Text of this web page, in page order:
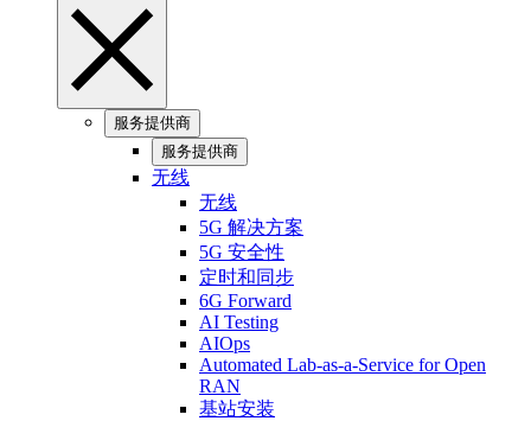
服务提供商
服务提供商
无线
无线
5G 解决方案
5G 安全性
定时和同步
6G Forward
AI Testing
AIOps
Automated Lab-as-a-Service for Open
RAN
基站安装